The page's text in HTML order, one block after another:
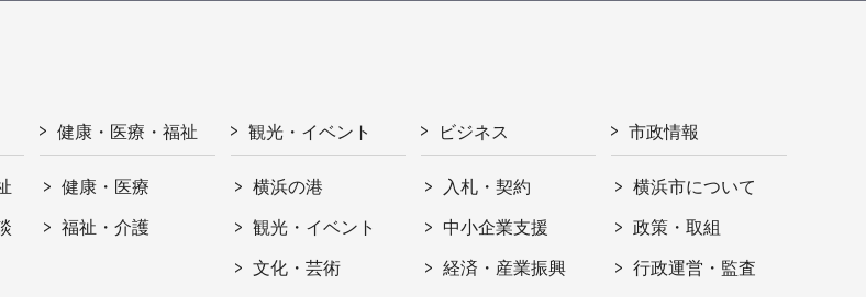
健康・医療・福祉
健康・医療
福祉・介護
観光・イベント
横浜の港
観光・イベント
文化・芸術
ビジネス
入札・契約
中小企業支援
経済・産業振興
市政情報
横浜市について
政策・取組
行政運営・監査